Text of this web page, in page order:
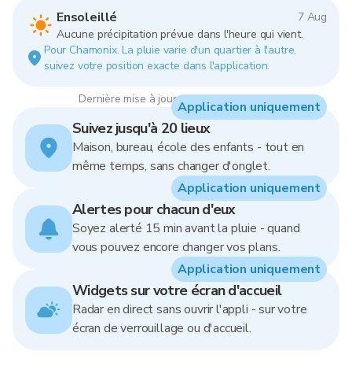
Ensoleillé
7 Aug
Aucune précipitation prévue dans l'heure qui vient.
Pour Chamonix. La pluie varie d'un quartier à l'autre,
suivez votre position exacte dans l'application.
Dernière mise à jour : 01:00, 7 Aug 2026
Suivez jusqu'à 20 lieux
Maison, bureau, école des enfants - tout en
même temps, sans changer d'onglet.
Application uniquement
Alertes pour chacun d'eux
Soyez alerté 15 min avant la pluie - quand
vous pouvez encore changer vos plans.
Application uniquement
Widgets sur votre écran d'accueil
Radar en direct sans ouvrir l'appli - sur votre
écran de verrouillage ou d'accueil.
Application uniquement